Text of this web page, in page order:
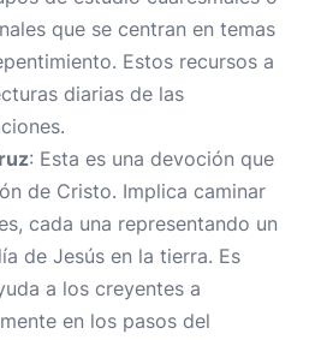
que se centran en temas
Estos recursos a
diarias de las
: Esta es una devoción que
de Cristo. Implica caminar
cada una representando un
de Jesús en la tierra. Es
a los creyentes a
en los pasos del